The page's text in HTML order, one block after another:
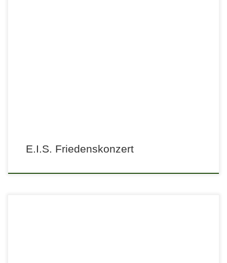
E.I.S. Friedenskonzert